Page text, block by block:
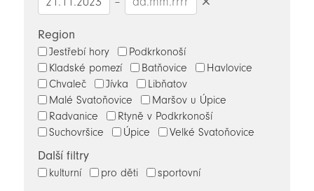
Region
Jestřebí hory
Podkrkonoší
Kladské pomezí
Batňovice
Havlovice
Chvaleč
Jívka
Libňatov
Malé Svatoňovice
Maršov u Úpice
Radvanice
Rtyně v Podkrkonoší
Suchovršice
Úpice Velké Svatoňovice
Další filtry
kulturní pro děti sportovní